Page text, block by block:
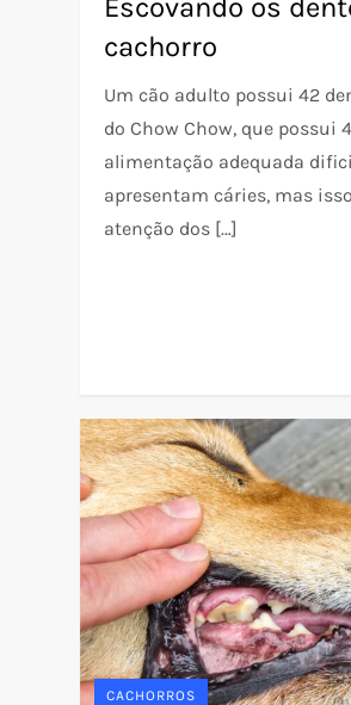
cachorro
Um cão adulto possui 42
do Chow Chow, que possui
alimentação adequada
apresentam cáries, mas
atenção dos […]
CACHORROS